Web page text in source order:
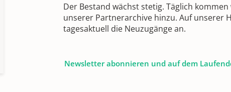
Der Bestand wächst stetig. Täglich
unserer Partnerarchive hinzu. Auf unserer
tagesaktuell die Neuzugänge an.
Newsletter abonnieren und auf dem